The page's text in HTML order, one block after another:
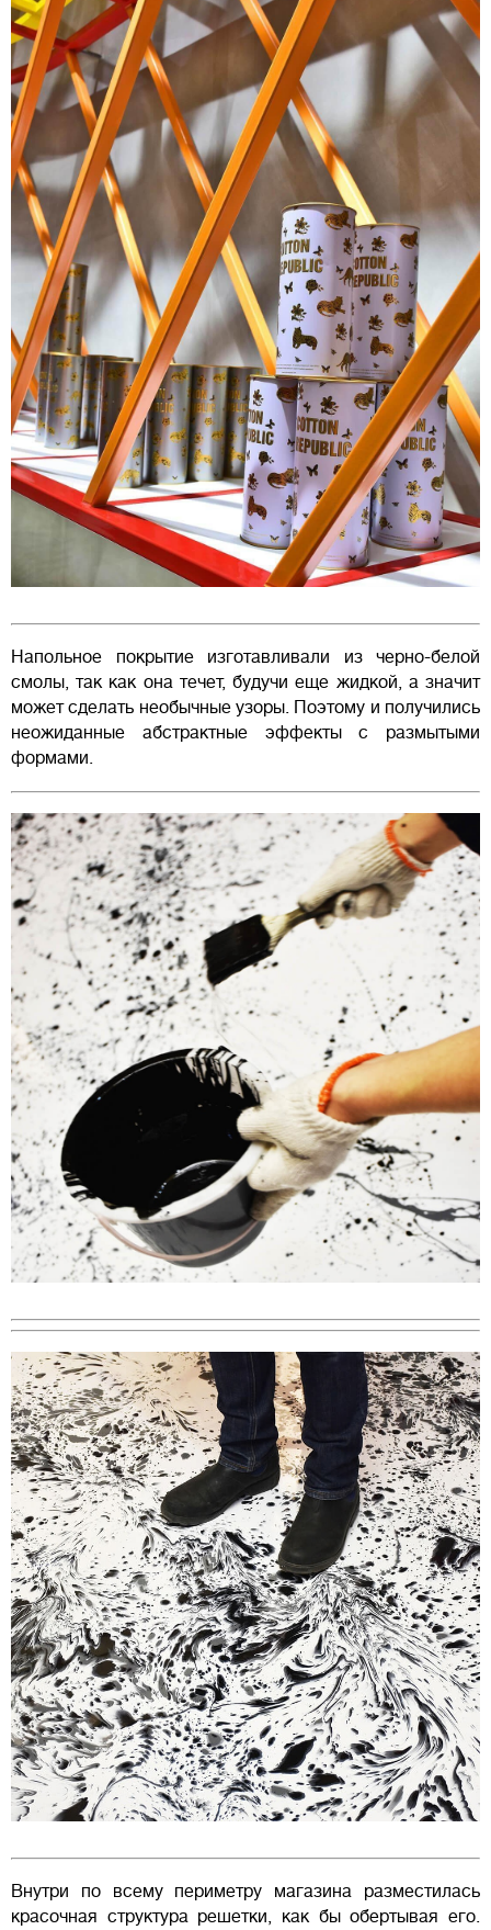
Напольное покрытие изготавливали из черно-белой
смолы, так как она течет, будучи еще жидкой, а значит
может сделать необычные узоры. Поэтому и получились
неожиданные абстрактные эффекты с размытыми
формами.
Внутри по всему периметру магазина разместилась
красочная структура решетки, как бы обертывая его.